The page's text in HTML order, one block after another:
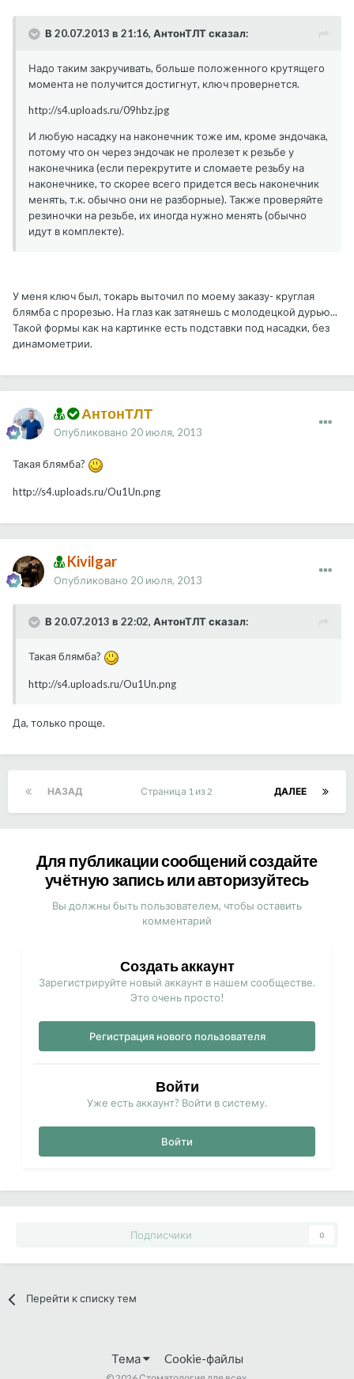
В 20.07.2013 в 21:16, АнтонТЛТ сказал:
Надо таким закручивать, больше положенного крутящего
момента не получится достигнут, ключ провернется.
http://s4.uploads.ru/09hbz.jpg
И любую насадку на наконечник тоже им, кроме эндочака,
потому что он через эндочак не пролезет к резьбе у
наконечника (если перекрутите и сломаете резьбу на
наконечнике, то скорее всего придется весь наконечник
менять, т.к. обычно они не разборные). Также проверяйте
резиночки на резьбе, их иногда нужно менять (обычно
идут в комплекте).
У меня ключ был, токарь выточил по моему заказу- круглая
блямба с прорезью. На глаз как затянешь с молодецкой дурью...
Такой формы как на картинке есть подставки под насадки, без
динамометрии.
АнтонТЛТ
Опубликовано 20 июля, 2013
Такая блямба?
http://s4.uploads.ru/Ou1Un.png
Kivilgar
Опубликовано 20 июля, 2013
В 20.07.2013 в 22:02, АнтонТЛТ сказал:
Такая блямба?
http://s4.uploads.ru/Ou1Un.png
Да, только проще.
НАЗАД ДАЛЕЕ
Страница 1 из 2
Для публикации сообщений создайте
учётную запись или авторизуйтесь
Вы должны быть пользователем, чтобы оставить
комментарий
Создать аккаунт
Зарегистрируйте новый аккаунт в нашем сообществе.
Это очень просто!
Регистрация нового пользователя
Войти
Уже есть аккаунт? Войти в систему.
Войти
Подписчики 0
Перейти к списку тем
Тема Cookie-файлы